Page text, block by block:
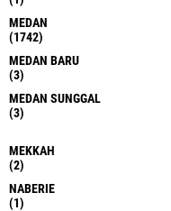
MEDAN
(1742)
MEDAN BARU
(3)
MEDAN SUNGGAL
(3)
MEKKAH
(2)
NABERIE
(1)